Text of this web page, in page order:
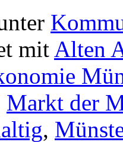
mit Alten
Markt der
,